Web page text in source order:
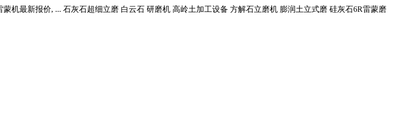
机最新报价, ... 石灰石超细立磨 白云石 研磨机 高岭土加工设备 方解石立磨机 膨润土立式磨 硅灰石6R雷蒙磨